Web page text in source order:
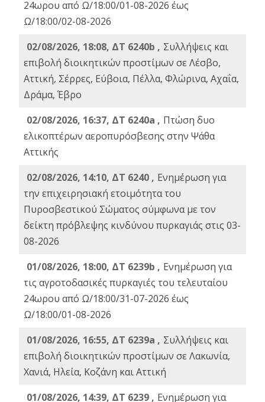
24ωρου από Ω/18:00/01-08-2026 έως
Ω/18:00/02-08-2026
02/08/2026, 18:08, ΔΤ 6240b , Συλλήψεις και
επιβολή διοικητικών προστίμων σε Λέσβο,
Αττική, Σέρρες, Εύβοια, Πέλλα, Φλώρινα, Αχαΐα,
Δράμα, Έβρο
02/08/2026, 16:37, ΔΤ 6240a , Πτώση δυο
ελικοπτέρων αεροπυρόσβεσης στην Ψάθα
Αττικής
02/08/2026, 14:10, ΔΤ 6240 , Ενημέρωση για
την επιχειρησιακή ετοιμότητα του
Πυροσβεστικού Σώματος σύμφωνα με τον
δείκτη πρόβλεψης κινδύνου πυρκαγιάς στις 03-
08-2026
01/08/2026, 18:00, ΔΤ 6239b , Ενημέρωση για
τις αγροτοδασικές πυρκαγιές του τελευταίου
24ωρου από Ω/18:00/31-07-2026 έως
Ω/18:00/01-08-2026
01/08/2026, 16:55, ΔΤ 6239a , Συλλήψεις και
επιβολή διοικητικών προστίμων σε Λακωνία,
Χανιά, Ηλεία, Κοζάνη και Αττική
01/08/2026, 14:39, ΔΤ 6239 , Ενημέρωση για